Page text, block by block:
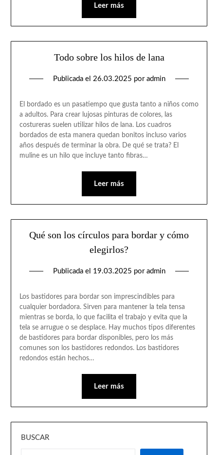
Leer más
Todo sobre los hilos de lana
Publicada el 26.03.2025 por admin
El bordado es un pasatiempo que gusta tanto a niños como
a adultos. Para crear lujosas pinturas de colores, las
costureras suelen utilizar hilos de lana. Los cuadros
bordados de esta manera quedan bonitos incluso varios
años después de terminar la obra. De qué se trata? El
muline es un hilo que incluye tanto fibras…
Leer más
Qué son los círculos para bordar y cómo
elegirlos?
Publicada el 19.03.2025 por admin
Los bastidores para bordar son imprescindibles para
cualquier bordadora. Sirven para mantener la tela tensa
mientras se borda, lo que facilita el trabajo y evita que la
tela se arrugue o se desplace. Hay muchos tipos diferentes
de bastidores para bordar disponibles, pero los más
comunes son los bastidores redondos. Los bastidores
redondos están hechos…
Leer más
BUSCAR